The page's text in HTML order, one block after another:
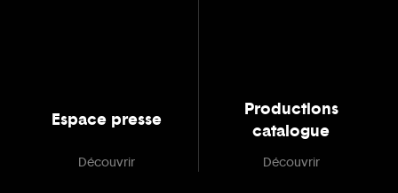
Espace presse
Découvrir
Productions
catalogue
Découvrir